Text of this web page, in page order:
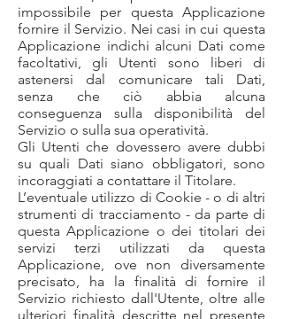
impossibile per questa Applicazione
fornire il Servizio. Nei casi in cui questa
Applicazione indichi alcuni Dati come
facoltativi, gli Utenti sono liberi di
astenersi dal comunicare tali Dati,
senza che ciò abbia alcuna
conseguenza sulla disponibilità del
Servizio o sulla sua operatività.
Gli Utenti che dovessero avere dubbi
su quali Dati siano obbligatori, sono
incoraggiati a contattare il Titolare.
L’eventuale utilizzo di Cookie - o di altri
strumenti di tracciamento - da parte di
questa Applicazione o dei titolari dei
servizi terzi utilizzati da questa
Applicazione, ove non diversamente
precisato, ha la finalità di fornire il
Servizio richiesto dall'Utente, oltre alle
ulteriori finalità descritte nel presente